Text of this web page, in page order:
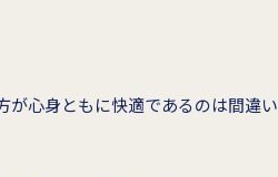
心身ともに快適であるのは間違い